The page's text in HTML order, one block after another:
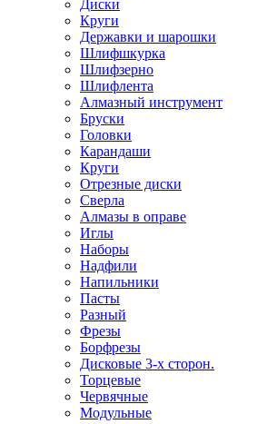
Диски
Круги
Державки и шарошки
Шлифшкурка
Шлифзерно
Шлифлента
Алмазный инструмент
Бруски
Головки
Карандаши
Круги
Отрезные диски
Сверла
Алмазы в оправе
Иглы
Наборы
Надфили
Напильники
Пасты
Разный
Фрезы
Борфрезы
Дисковые 3-х сторон.
Торцевые
Червячные
Модульные